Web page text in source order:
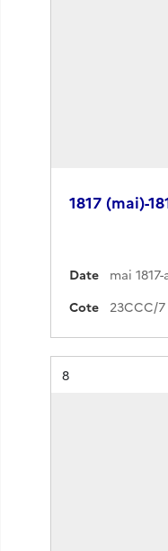
1817 (mai)-
Date
mai
Cote
23CCC/
Résultat n°
8